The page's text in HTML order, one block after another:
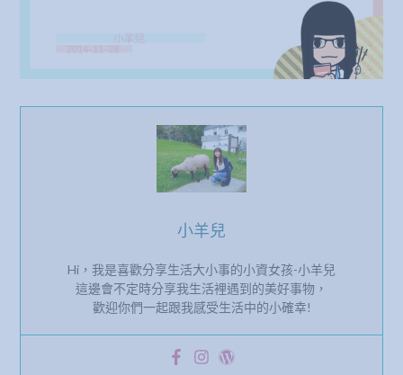
小羊兒
Hi，我是喜歡分享生活大小事的小資女孩-小羊兒
這邊會不定時分享我生活裡遇到的美好事物，
歡迎你們一起跟我感受生活中的小確幸!